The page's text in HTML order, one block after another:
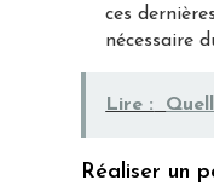
ces
nécessaire
Lire :
Réaliser un